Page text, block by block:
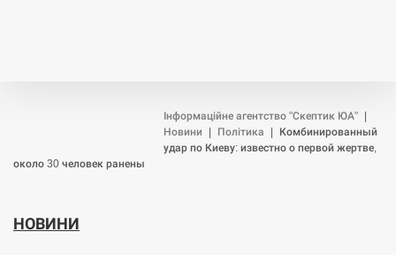
Інформаційне агентство "Скептик ЮА"
Новини
Політика
Комбинированный
удар по Киеву: известно о первой жертве,
около 30 человек ранены
НОВИНИ